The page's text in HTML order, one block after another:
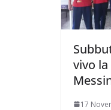
vivo
17